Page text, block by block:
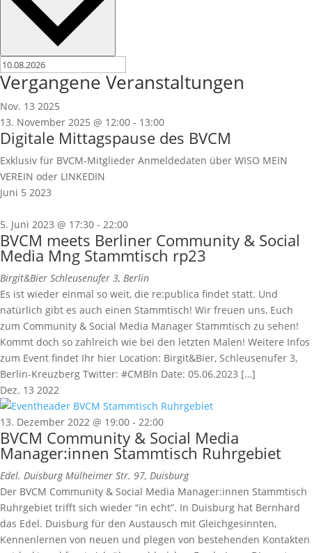
Vergangene Veranstaltungen
Nov. 13 2025
13. November 2025 @ 12:00 - 13:00
Digitale Mittagspause des BVCM
Exklusiv für BVCM-Mitglieder Anmeldedaten über WISO MEIN
VEREIN oder LINKEDIN
Juni 5 2023
5. Juni 2023 @ 17:30 - 22:00
BVCM meets Berliner Community & Social
Media Mng Stammtisch rp23
Birgit&Bier Schleusenufer 3, Berlin
Es ist wieder einmal so weit, die re:publica findet statt. Und
natürlich gibt es auch einen Stammtisch! Wir freuen uns, Euch
zum Community & Social Media Manager Stammtisch zu sehen!
Kommt doch so zahlreich wie bei den letzten Malen! Weitere Infos
zum Event findet Ihr hier Location: Birgit&Bier, Schleusenufer 3,
Berlin-Kreuzberg Twitter: #CMBln Date: 05.06.2023 […]
Dez. 13 2022
13. Dezember 2022 @ 19:00 - 22:00
BVCM Community & Social Media
Manager:innen Stammtisch Ruhrgebiet
Edel. DuisburgMülheimer Str. 97, Duisburg
Der BVCM Community & Social Media Manager:innen Stammtisch
Ruhrgebiet trifft sich wieder “in echt”. In Duisburg hat Bernhard
das Edel. Duisburg für den Austausch mit Gleichgesinnten,
Kennenlernen von neuen und plegen von bestehenden Kontakten